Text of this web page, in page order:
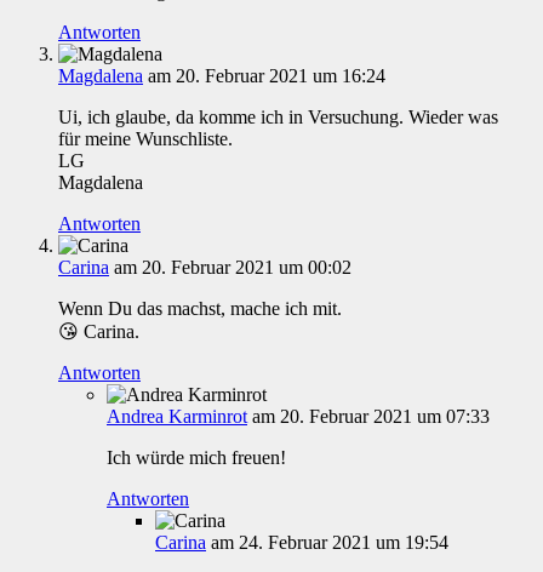
Antworten
Magdalena am 20. Februar 2021 um 16:24
Ui, ich glaube, da komme ich in Versuchung. Wieder was
für meine Wunschliste.
LG
Magdalena
Antworten
Carina am 20. Februar 2021 um 00:02
Wenn Du das machst, mache ich mit.
😘 Carina.
Antworten
Andrea Karminrot am 20. Februar 2021 um 07:33
Ich würde mich freuen!
Antworten
Carina am 24. Februar 2021 um 19:54